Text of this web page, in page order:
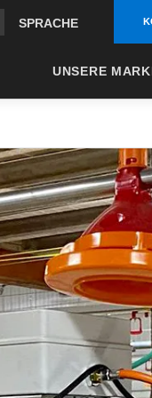
SPRACHE
UNSERE